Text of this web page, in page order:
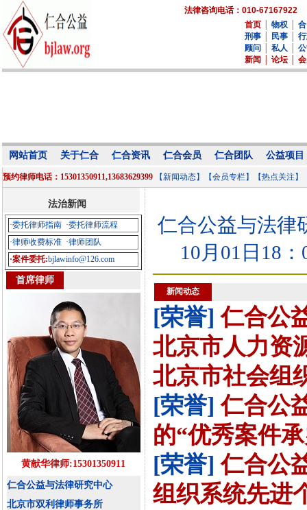
法律咨询电话：010-67167922
首页
物权
刑事
民事
顾问
私人
新闻
论坛
网站首页 关于仁合 仁合资讯 仁合会员 仁合团队 公益项目
预约律师电话：15301350911,13683629399 【新闻动态】 【会员专栏】 【热点关注】
法治新闻
·委托律师指南 ·委托律师流程
·律师收费标准 ·律师团队
·案件委托:bjlawinfo@126.com
首席律师
黄献华律师:15301350911
仁合公益与法律研究中心
北京市双利律师事务所
仁合公益与法律
10月01日18：
新闻动态
[荣誉] 仁合公
北京市人力资
北京市社会组
[荣誉] 仁合公
的“优秀案件
[荣誉] 仁合公
组织系统先进